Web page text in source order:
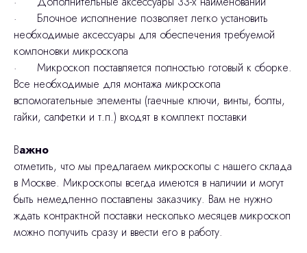
· Блочное исполнение позволяет легко установить
необходимые аксессуары для обеспечения требуемой
компоновки микроскопа
· Микроскоп поставляется полностью готовый к сборке.
Все необходимые для монтажа микроскопа
вспомогательные элементы (гаечные ключи, винты, болты,
гайки, салфетки и т.п.) входят в комплект поставки
Важно
отметить, что мы предлагаем микроскопы с нашего склада
в Москве. Микроскопы всегда имеются в наличии и могут
быть немедленно поставлены заказчику. Вам не нужно
ждать контрактной поставки несколько месяцев микроскоп
можно получить сразу и ввести его в работу.